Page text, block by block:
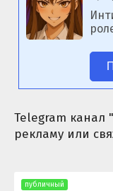
Telegram канал
рекламу или
публичный